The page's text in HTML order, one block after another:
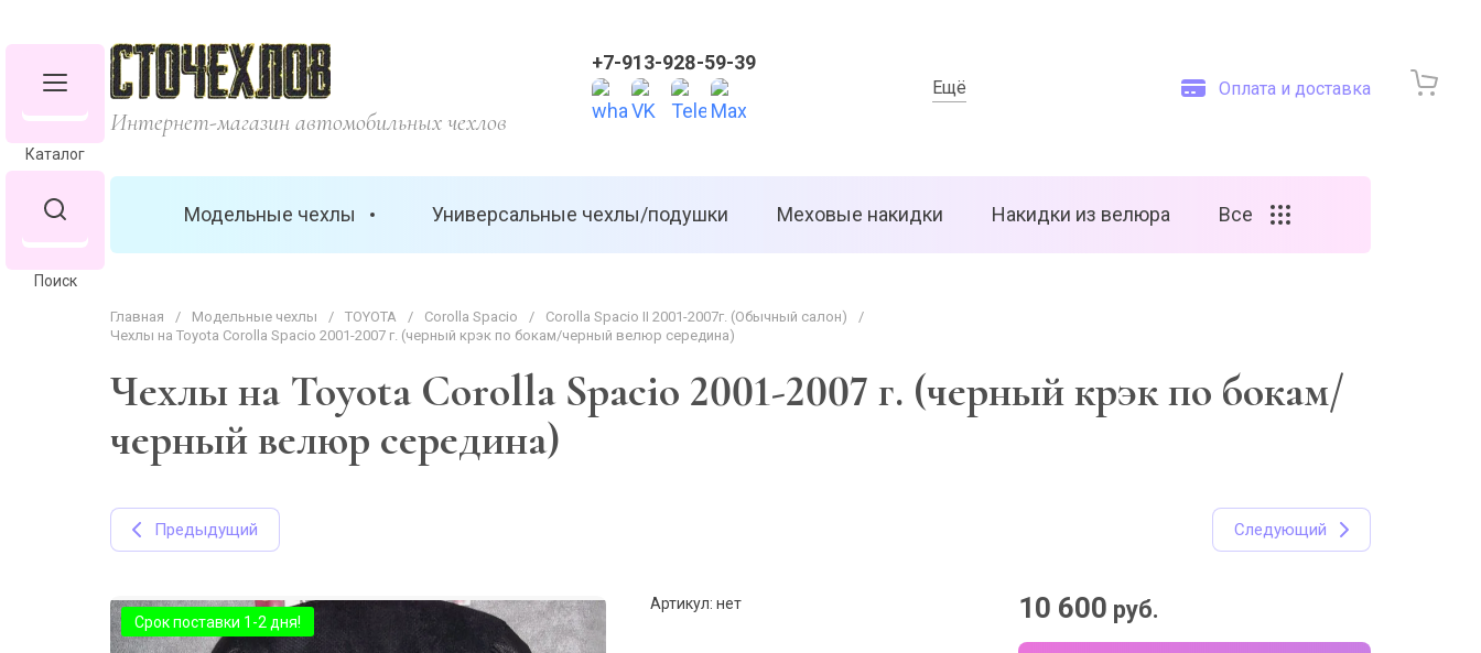
Интернет-магазин автомобильных чехлов
+7-913-928-59-39
Ещё Оплата и доставка
Модельные чехлы Универсальные чехлы/подушки Меховые накидки Накидки из велюра Все
Главная / Модельные чехлы / TOYOTA / Corolla Spacio / Corolla Spacio II 2001-2007г. (Обычный салон)
/
Чехлы на Toyota Corolla Spacio 2001-2007 г. (черный крэк по бокам/черный велюр середина)
Чехлы на Toyota Corolla Spacio 2001-2007 г. (черный крэк по бокам/
черный велюр середина)
Предыдущий Следующий
Срок поставки 1-2 дня!
Артикул: нет 10 600 руб.
Каталог
Поиск